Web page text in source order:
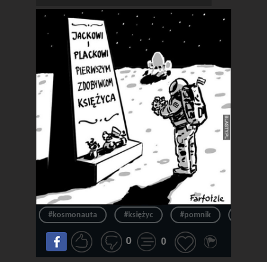
#kosmonauta #księżyc #pomnik
0 0